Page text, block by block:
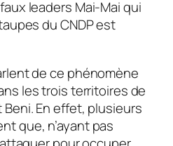
leaders Mai-Mai qui
du CNDP est
de ce phénomène
les trois territoires de
En effet, plusieurs
que, n’ayant pas